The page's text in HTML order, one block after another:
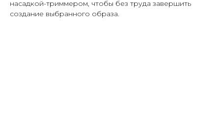
насадкой-триммером, чтобы без труда завершить
создание выбранного образа.